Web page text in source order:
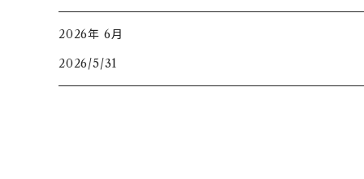
2026年 6月
2026/5/31